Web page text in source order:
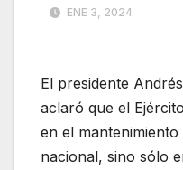
ENE 3, 2024
El presidente
aclaró que el
en el
nacional, sino sólo